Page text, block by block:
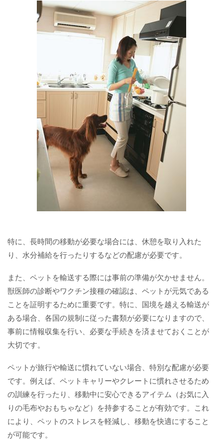
特に、長時間の移動が必要な場合には、休憩を取り入れた
り、水分補給を行ったりするなどの配慮が必要です。
また、ペットを輸送する際には事前の準備が欠かせません。
獣医師の診断やワクチン接種の確認は、ペットが元気である
ことを証明するために重要です。特に、国境を越える輸送が
ある場合、各国の規制に従った書類が必要になりますので、
事前に情報収集を行い、必要な手続きを済ませておくことが
大切です。
ペットが旅行や輸送に慣れていない場合、特別な配慮が必要
です。例えば、ペットキャリーやクレートに慣れさせるため
の訓練を行ったり、移動中に安心できるアイテム（お気に入
りの毛布やおもちゃなど）を持参することが有効です。これ
により、ペットのストレスを軽減し、移動を快適にすること
が可能です。